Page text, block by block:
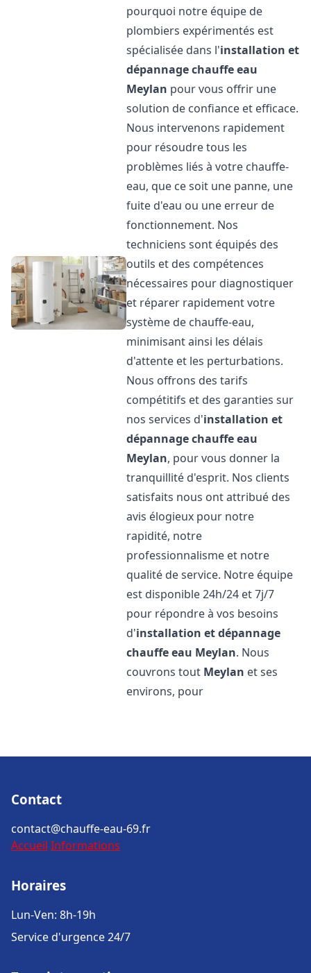
pourquoi notre équipe de
plombiers expérimentés est
spécialisée dans l'installation et
dépannage chauffe eau
Meylan pour vous offrir une
solution de confiance et efficace.
Nous intervenons rapidement
pour résoudre tous les
problèmes liés à votre chauffe-
eau, que ce soit une panne, une
fuite d'eau ou une erreur de
fonctionnement. Nos
techniciens sont équipés des
outils et des compétences
nécessaires pour diagnostiquer
et réparer rapidement votre
système de chauffe-eau,
minimisant ainsi les délais
d'attente et les perturbations.
Nous offrons des tarifs
compétitifs et des garanties sur
nos services d'installation et
dépannage chauffe eau
Meylan, pour vous donner la
tranquillité d'esprit. Nos clients
satisfaits nous ont attribué des
avis élogieux pour notre
rapidité, notre
professionnalisme et notre
qualité de service. Notre équipe
est disponible 24h/24 et 7j/7
pour répondre à vos besoins
d'installation et dépannage
chauffe eau Meylan. Nous
couvrons tout Meylan et ses
environs, pour
Contact
contact@chauffe-eau-69.fr
Accueil Informations
Horaires
Lun-Ven: 8h-19h
Service d'urgence 24/7